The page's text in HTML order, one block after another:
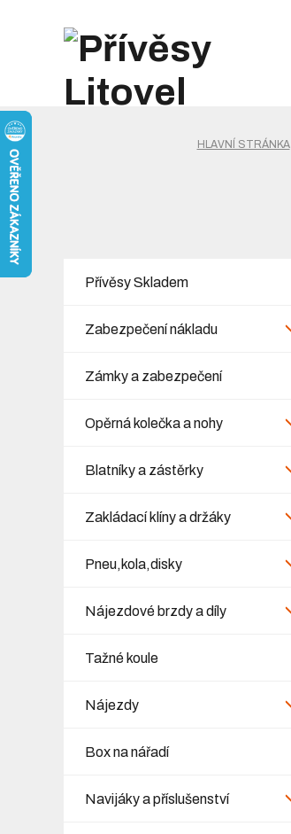
HLAVNÍ STRÁNKA
Přívěsy Skladem
Zabezpečení nákladu
Zámky a zabezpečení
Opěrná kolečka a nohy
Blatníky a zástěrky
Zakládací klíny a držáky
Pneu,kola,disky
Nájezdové brzdy a díly
Tažné koule
Nájezdy
Box na nářadí
Navijáky a příslušenství